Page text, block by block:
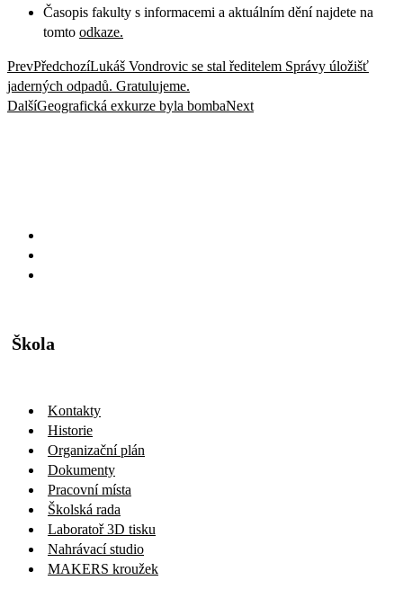
Časopis fakulty s informacemi a aktuálním dění najdete na
tomto odkaze.
PrevPředchozíLukáš Vondrovic se stal ředitelem Správy úložišť
jaderných odpadů. Gratulujeme.
DalšíGeografická exkurze byla bombaNext
Škola
Kontakty
Historie
Organizační plán
Dokumenty
Pracovní místa
Školská rada
Laboratoř 3D tisku
Nahrávací studio
MAKERS kroužek